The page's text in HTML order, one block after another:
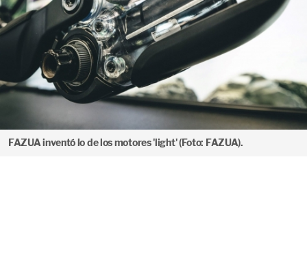
FAZUA inventó lo de los motores 'light' (Foto: FAZUA).